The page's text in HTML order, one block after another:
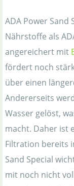
ADA Power
Nährstoffe als
angereichert mit
fördert noch
über einen
Andererseits
Wasser gelöst,
macht. Daher ist
Filtration bereits
Sand Special
mit noch nicht